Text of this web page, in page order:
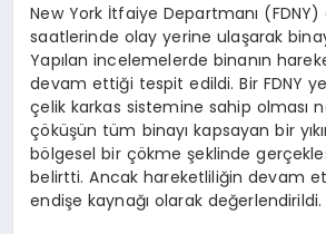
New York İtfaiye Departmanı
saatlerinde olay yerine ulaşarak
Yapılan incelemelerde binanın
devam ettiği tespit edildi. Bir FDNY
çelik karkas sistemine sahip olması
çöküşün tüm binayı kapsayan bir
bölgesel bir çökme şeklinde
belirtti. Ancak hareketliliğin devam
endişe kaynağı olarak değerlendirildi.